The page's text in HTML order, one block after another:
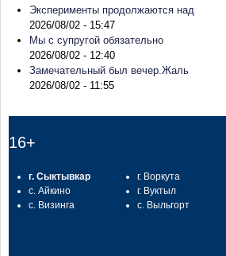
Эксперименты продолжаются над
2026/08/02 - 15:47
Мы с супругой обязательно
2026/08/02 - 12:40
Замечательный был вечер.Жаль
2026/08/02 - 11:55
16+
г. Сыктывкар
с. Айкино
с. Визинга
г. Воркута
г. Вуктыл
с. Выльгорт